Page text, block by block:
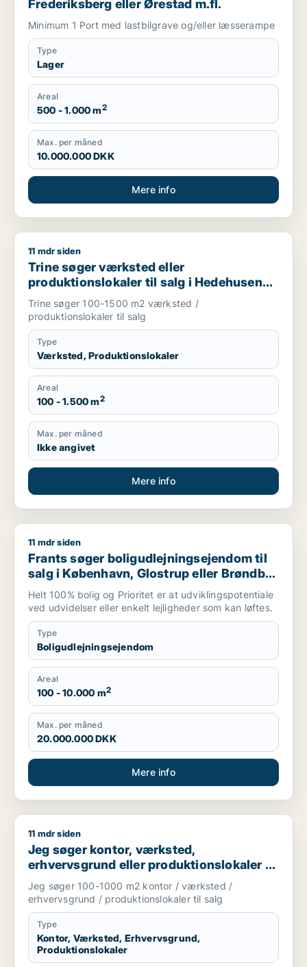
Frederiksberg eller Ørestad m.fl.
Minimum 1 Port med lastbilgrave og/eller læsserampe
Type
Lager
Areal
500 - 1.000 m2
Max. per måned
10.000.000 DKK
Mere info
Trine søger værksted eller produktionslokaler til salg i
11 mdr siden
Trine søger værksted eller
produktionslokaler til salg i Hedehusene,
Greve eller Ølstykke m.fl.
Trine søger 100-1500 m2 værksted /
produktionslokaler til salg
Type
Værksted, Produktionslokaler
Areal
100 - 1.500 m2
Max. per måned
Ikke angivet
Mere info
Frants søger boligudlejningsejendom til salg i København,
11 mdr siden
Frants søger boligudlejningsejendom til
salg i København, Glostrup eller Brøndby
m.fl.
Helt 100% bolig og Prioritet er at udviklingspotentiale
ved udvidelser eller enkelt lejligheder som kan løftes.
Type
Boligudlejningsejendom
Areal
100 - 10.000 m2
Max. per måned
20.000.000 DKK
Mere info
Jeg søger kontor, værksted, erhvervsgrund eller
11 mdr siden
Jeg søger kontor, værksted,
erhvervsgrund eller produktionslokaler til
salg i Storkøbenhavn
Jeg søger 100-1000 m2 kontor / værksted /
erhvervsgrund / produktionslokaler til salg
Type
Kontor, Værksted, Erhvervsgrund,
Produktionslokaler